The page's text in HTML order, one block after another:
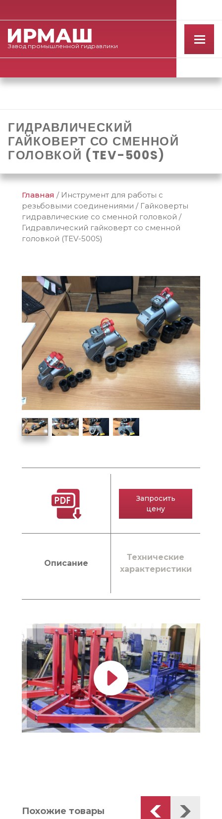
Завод промышленной гидравлики
ГИДРАВЛИЧЕСКИЙ
ГАЙКОВЕРТ СО СМЕННОЙ
ГОЛОВКОЙ (TEV-500S)
Главная / Инструмент для работы с
резьбовыми соединениями / Гайковерты
гидравлические со сменной головкой /
Гидравлический гайковерт со сменной
головкой (TEV-500S)
Описание
Технические
характеристики
Запросить
цену
Похожие товары